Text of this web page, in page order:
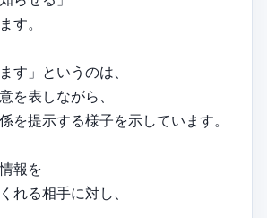
す。
す」というのは、
を表しながら、
を提示する様子を示しています。
報を
れる相手に対し、